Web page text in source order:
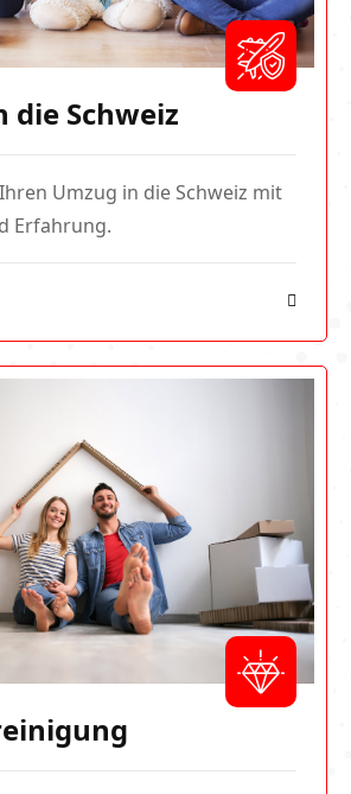
die Schweiz
Umzug in die Schweiz mit
Erfahrung.